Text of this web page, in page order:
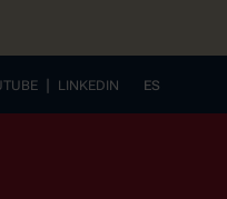
| LINKEDIN
ES